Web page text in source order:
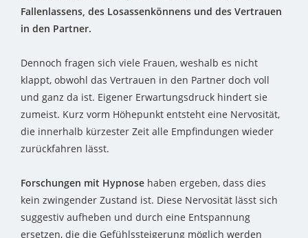
Fallenlassens, des Losassenkönnens und des Vertrauen
in den Partner.
Dennoch fragen sich viele Frauen, weshalb es nicht
klappt, obwohl das Vertrauen in den Partner doch voll
und ganz da ist. Eigener Erwartungsdruck hindert sie
zumeist. Kurz vorm Höhepunkt entsteht eine Nervosität,
die innerhalb kürzester Zeit alle Empfindungen wieder
zurückfahren lässt.
Forschungen mit Hypnose haben ergeben, dass dies
kein zwingender Zustand ist. Diese Nervosität lässt sich
suggestiv aufheben und durch eine Entspannung
ersetzen, die die Gefühlssteigerung möglich werden